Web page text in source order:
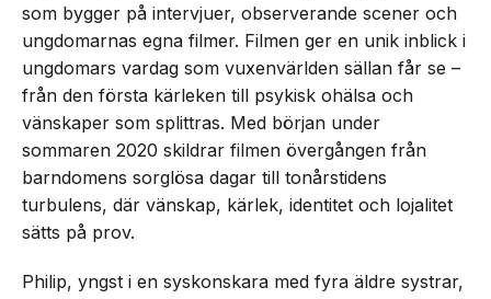
som bygger på intervjuer, observerande scener och
ungdomarnas egna filmer. Filmen ger en unik inblick i
ungdomars vardag som vuxenvärlden sällan får se –
från den första kärleken till psykisk ohälsa och
vänskaper som splittras. Med början under
sommaren 2020 skildrar filmen övergången från
barndomens sorglösa dagar till tonårstidens
turbulens, där vänskap, kärlek, identitet och lojalitet
sätts på prov.
Philip, yngst i en syskonskara med fyra äldre systrar,